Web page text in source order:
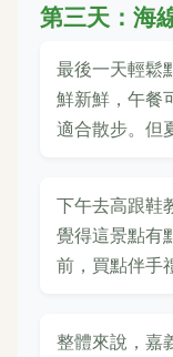
第三天：海
最後一天輕鬆
鮮新鮮，午餐
適合散步。但
下午去高跟鞋
覺得這景點有
前，買點伴手
整體來說，嘉